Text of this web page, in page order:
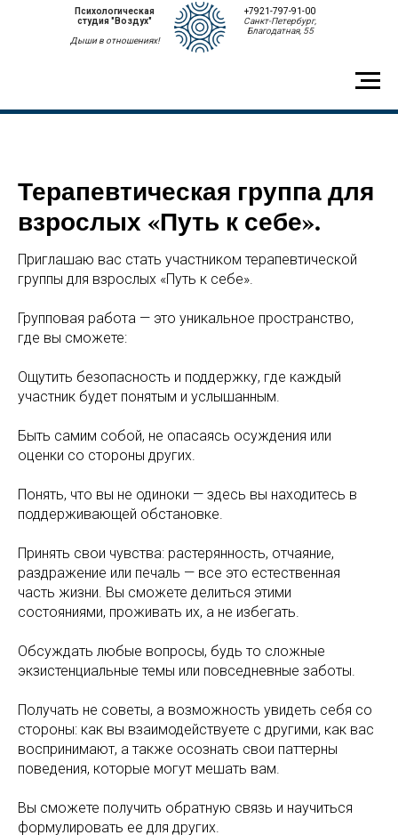
Психологическая
студия "Воздух"
Дыши в отношениях!
+7921-797-91-00
Санкт-Петербург,
Благодатная, 55
Терапевтическая группа для
взрослых «Путь к себе».
Приглашаю вас стать участником терапевтической
группы для взрослых «Путь к себе».
Групповая работа — это уникальное пространство,
где вы сможете:
Ощутить безопасность и поддержку, где каждый
участник будет понятым и услышанным.
Быть самим собой, не опасаясь осуждения или
оценки со стороны других.
Понять, что вы не одиноки — здесь вы находитесь в
поддерживающей обстановке.
Принять свои чувства: растерянность, отчаяние,
раздражение или печаль — все это естественная
часть жизни. Вы сможете делиться этими
состояниями, проживать их, а не избегать.
Обсуждать любые вопросы, будь то сложные
экзистенциальные темы или повседневные заботы.
Получать не советы, а возможность увидеть себя со
стороны: как вы взаимодействуете с другими, как вас
воспринимают, а также осознать свои паттерны
поведения, которые могут мешать вам.
Вы сможете получить обратную связь и научиться
формулировать ее для других.